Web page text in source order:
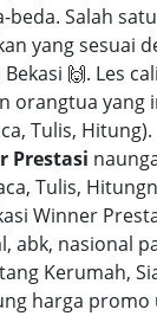
Salah
yang sesuai
🙌. Les
orangtua
Tulis, Hitung).
Prestasi
Tulis,
Winner
abk, nasional
Kerumah,
harga